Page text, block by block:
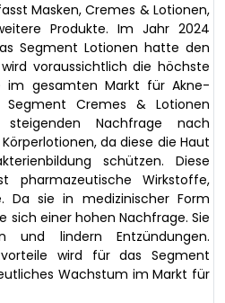
Masken, Cremes & Lotionen,
Produkte. Im Jahr 2024
Segment Lotionen hatte den
voraussichtlich die höchste
im gesamten Markt für Akne-
Segment Cremes & Lotionen
Nachfrage nach
da diese die Haut
schützen. Diese
pharmazeutische Wirkstoffe,
Da sie in medizinischer Form
sich einer hohen Nachfrage. Sie
und lindern Entzündungen.
wird für das Segment
Wachstum im Markt für